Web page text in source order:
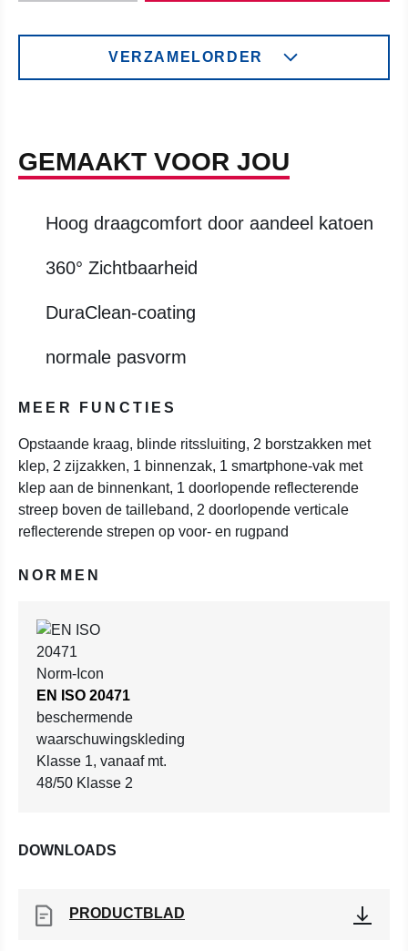
VERZAMELORDER
GEMAAKT VOOR JOU
Hoog draagcomfort door aandeel katoen
360° Zichtbaarheid
DuraClean-coating
normale pasvorm
MEER FUNCTIES
Opstaande kraag, blinde ritssluiting, 2 borstzakken met
klep, 2 zijzakken, 1 binnenzak, 1 smartphone-vak met
klep aan de binnenkant, 1 doorlopende reflecterende
streep boven de tailleband, 2 doorlopende verticale
reflecterende strepen op voor- en rugpand
NORMEN
EN ISO 20471
beschermende
waarschuwingskleding
Klasse 1, vanaaf mt.
48/50 Klasse 2
DOWNLOADS
PRODUCTBLAD